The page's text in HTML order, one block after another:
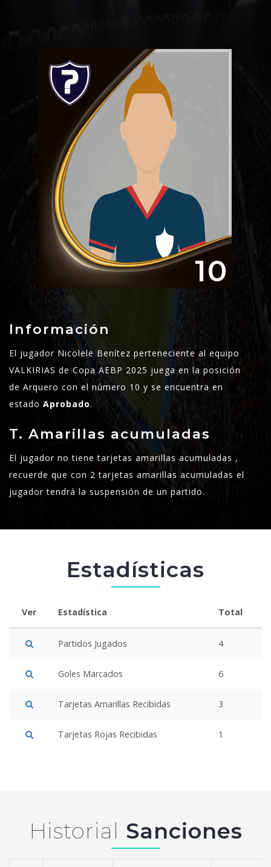
10
Información
El jugador Nicolele Benítez perteneciente al equipo
VALKIRIAS de Copa AEBP 2025 juega en la posición
de Arquero con el número 10 y se encuentra en
estado Aprobado.
T. Amarillas acumuladas
El jugador no tiene tarjetas amarillas acumuladas ,
recuerde que con 2 tarjetas amarillas acumuladas el
jugador tendrá la suspensión de un partido.
Estadísticas
Ver Estadística Total
Partidos Jugados 4
Goles Marcados 6
Tarjetas Amarillas Recibidas 3
Tarjetas Rojas Recibidas 1
Historial Sanciones